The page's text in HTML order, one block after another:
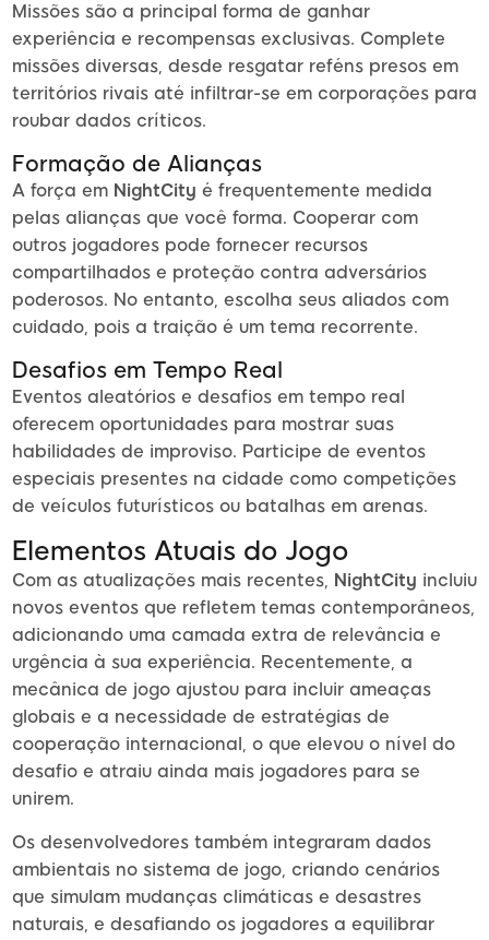
Missões são a principal forma de ganhar
experiência e recompensas exclusivas. Complete
missões diversas, desde resgatar reféns presos em
territórios rivais até infiltrar-se em corporações para
roubar dados críticos.
Formação de Alianças
A força em NightCity é frequentemente medida
pelas alianças que você forma. Cooperar com
outros jogadores pode fornecer recursos
compartilhados e proteção contra adversários
poderosos. No entanto, escolha seus aliados com
cuidado, pois a traição é um tema recorrente.
Desafios em Tempo Real
Eventos aleatórios e desafios em tempo real
oferecem oportunidades para mostrar suas
habilidades de improviso. Participe de eventos
especiais presentes na cidade como competições
de veículos futurísticos ou batalhas em arenas.
Elementos Atuais do Jogo
Com as atualizações mais recentes, NightCity incluiu
novos eventos que refletem temas contemporâneos,
adicionando uma camada extra de relevância e
urgência à sua experiência. Recentemente, a
mecânica de jogo ajustou para incluir ameaças
globais e a necessidade de estratégias de
cooperação internacional, o que elevou o nível do
desafio e atraiu ainda mais jogadores para se
unirem.
Os desenvolvedores também integraram dados
ambientais no sistema de jogo, criando cenários
que simulam mudanças climáticas e desastres
naturais, e desafiando os jogadores a equilibrar